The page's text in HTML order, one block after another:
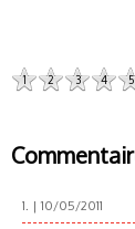
1 2 3 4 5
1. | 10/05/2011